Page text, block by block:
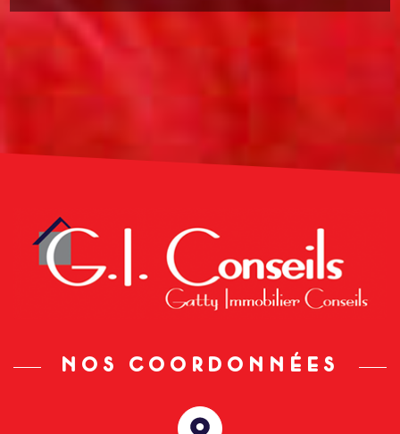
NOS COORDONNÉES